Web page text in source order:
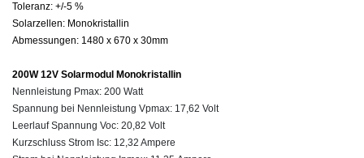
Toleranz: +/-5 %
Solarzellen: Monokristallin
Abmessungen: 1480 x 670 x 30mm
200W 12V Solarmodul Monokristallin
Nennleistung Pmax: 200 Watt
Spannung bei Nennleistung Vpmax: 17,62 Volt
Leerlauf Spannung Voc: 20,82 Volt
Kurzschluss Strom Isc: 12,32 Ampere